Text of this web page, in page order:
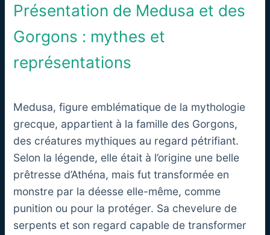
Présentation de Medusa et des
Gorgons : mythes et
représentations
Medusa, figure emblématique de la mythologie
grecque, appartient à la famille des Gorgons,
des créatures mythiques au regard pétrifiant.
Selon la légende, elle était à l’origine une belle
prêtresse d’Athéna, mais fut transformée en
monstre par la déesse elle-même, comme
punition ou pour la protéger. Sa chevelure de
serpents et son regard capable de transformer